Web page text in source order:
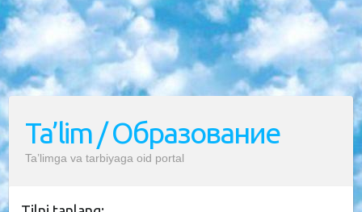
Ta’lim / Образование
Ta’limga va tarbiyaga oid portal